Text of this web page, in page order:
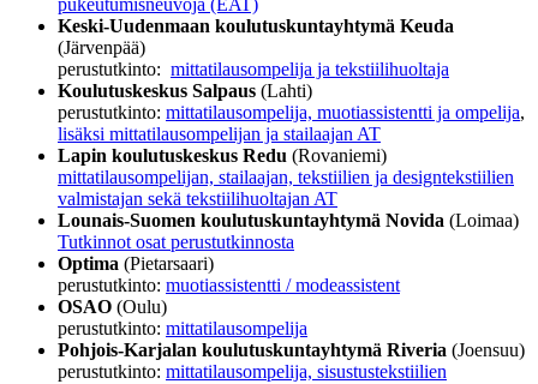
Keski-Uudenmaan koulutuskuntayhtymä Keuda
(Järvenpää)
perustutkinto: mittatilausompelija ja tekstiilihuoltaja
Koulutuskeskus Salpaus (Lahti)
perustutkinto: mittatilausompelija, muotiassistentti ja ompelija,
lisäksi mittatilausompelijan ja stailaajan AT
Lapin koulutuskeskus Redu (Rovaniemi)
mittatilausompelijan, stailaajan, tekstiilien ja designtekstiilien
valmistajan sekä tekstiilihuoltajan AT
Lounais-Suomen koulutuskuntayhtymä Novida (Loimaa)
Tutkinnot osat perustutkinnosta
Optima (Pietarsaari)
perustutkinto: muotiassistentti / modeassistent
OSAO (Oulu)
perustutkinto: mittatilausompelija
Pohjois-Karjalan koulutuskuntayhtymä Riveria (Joensuu)
perustutkinto: mittatilausompelija, sisustustekstiilien